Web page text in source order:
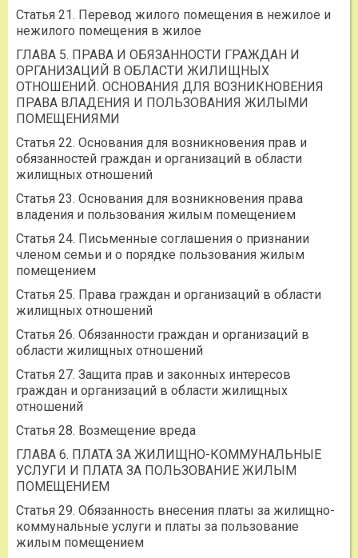
Статья 21. Перевод жилого помещения в нежилое и
нежилого помещения в жилое
ГЛАВА 5. ПРАВА И ОБЯЗАННОСТИ ГРАЖДАН И
ОРГАНИЗАЦИЙ В ОБЛАСТИ ЖИЛИЩНЫХ
ОТНОШЕНИЙ. ОСНОВАНИЯ ДЛЯ ВОЗНИКНОВЕНИЯ
ПРАВА ВЛАДЕНИЯ И ПОЛЬЗОВАНИЯ ЖИЛЫМИ
ПОМЕЩЕНИЯМИ
Статья 22. Основания для возникновения прав и
обязанностей граждан и организаций в области
жилищных отношений
Статья 23. Основания для возникновения права
владения и пользования жилым помещением
Статья 24. Письменные соглашения о признании
членом семьи и о порядке пользования жилым
помещением
Статья 25. Права граждан и организаций в области
жилищных отношений
Статья 26. Обязанности граждан и организаций в
области жилищных отношений
Статья 27. Защита прав и законных интересов
граждан и организаций в области жилищных
отношений
Статья 28. Возмещение вреда
ГЛАВА 6. ПЛАТА ЗА ЖИЛИЩНО-КОММУНАЛЬНЫЕ
УСЛУГИ И ПЛАТА ЗА ПОЛЬЗОВАНИЕ ЖИЛЫМ
ПОМЕЩЕНИЕМ
Статья 29. Обязанность внесения платы за жилищно-
коммунальные услуги и платы за пользование
жилым помещением